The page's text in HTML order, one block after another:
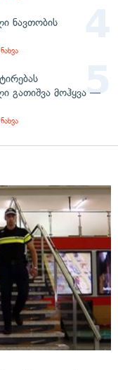
ნავთობის
ნახვა
გათიშვა მოჰყვა —
ნახვა